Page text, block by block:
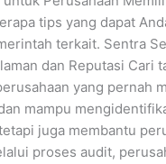
tips yang dapat
terkait. Sentra
dan Reputasi Cari
yang pernah
mampu
juga membantu
proses audit,